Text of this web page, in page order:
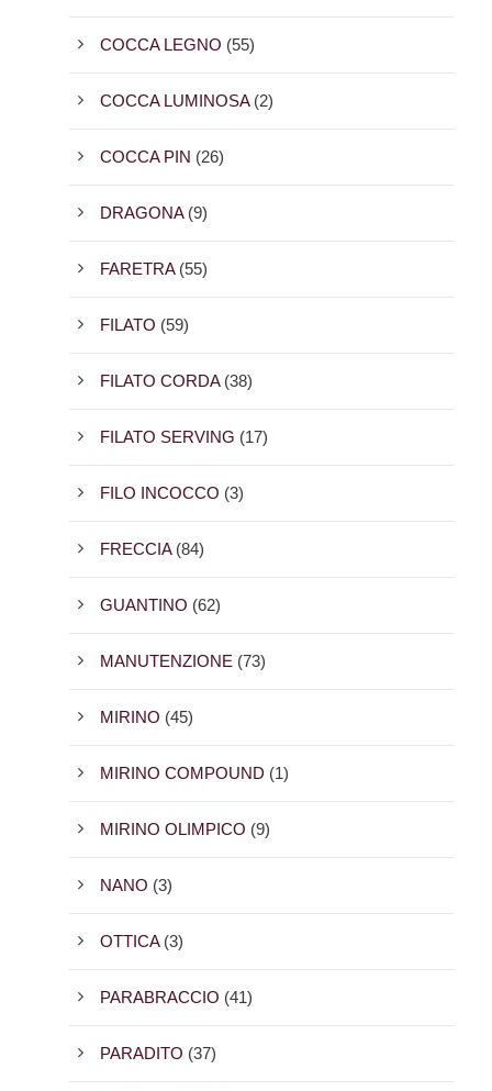
COCCA LEGNO (55)
COCCA LUMINOSA (2)
COCCA PIN (26)
DRAGONA (9)
FARETRA (55)
FILATO (59)
FILATO CORDA (38)
FILATO SERVING (17)
FILO INCOCCO (3)
FRECCIA (84)
GUANTINO (62)
MANUTENZIONE (73)
MIRINO (45)
MIRINO COMPOUND (1)
MIRINO OLIMPICO (9)
NANO (3)
OTTICA (3)
PARABRACCIO (41)
PARADITO (37)